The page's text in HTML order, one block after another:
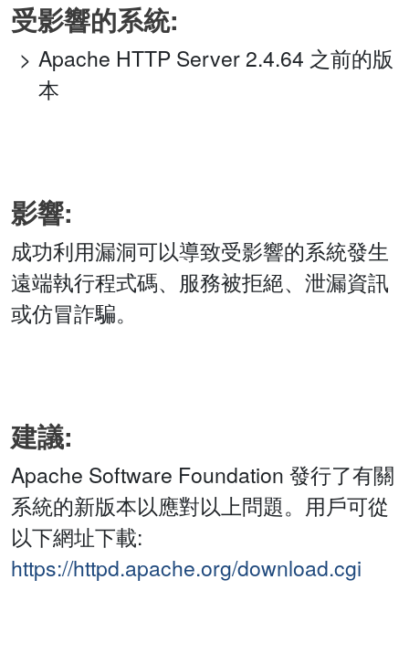
受影響的系統:
Apache HTTP Server 2.4.64 之前的版
本
影響:
成功利用漏洞可以導致受影響的系統發生
遠端執行程式碼、服務被拒絕、泄漏資訊
或仿冒詐騙。
建議:
Apache Software Foundation 發行了有關
系統的新版本以應對以上問題。用戶可從
以下網址下載:
https://httpd.apache.org/download.cgi